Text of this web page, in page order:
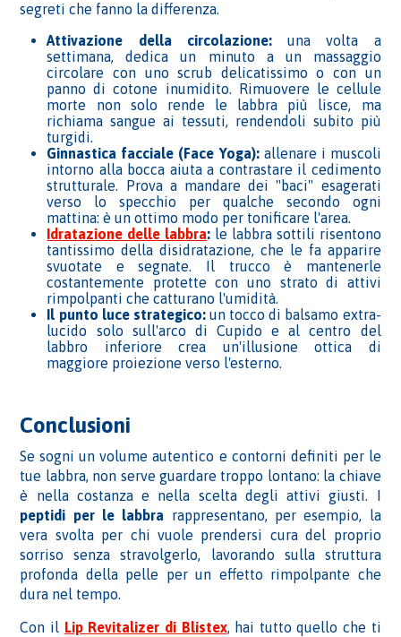
segreti che fanno la differenza.
Attivazione della circolazione:una volta a
settimana, dedica un minuto a un massaggio
circolare con uno scrub delicatissimo o con un
panno di cotone inumidito. Rimuovere le cellule
morte non solo rende le labbra più lisce, ma
richiama sangue ai tessuti, rendendoli subito più
turgidi.
Ginnastica facciale (Face Yoga):allenare i muscoli
intorno alla bocca aiuta a contrastare il cedimento
strutturale. Prova a mandare dei "baci" esagerati
verso lo specchio per qualche secondo ogni
mattina: è un ottimo modo per tonificare l'area.
Idratazione delle labbra: le labbra sottili risentono
tantissimo della disidratazione, che le fa apparire
svuotate e segnate. Il trucco è mantenerle
costantemente protette con uno strato di attivi
rimpolpanti che catturano l'umidità.
Il punto luce strategico:un tocco di balsamo extra-
lucido solo sull'arco di Cupido e al centro del
labbro inferiore crea un'illusione ottica di
maggiore proiezione verso l'esterno.
Conclusioni
Se sogni un volume autentico e contorni definiti per le
tue labbra, non serve guardare troppo lontano: la chiave
è nella costanza e nella scelta degli attivi giusti. I
peptidi per le labbra rappresentano, per esempio, la
vera svolta per chi vuole prendersi cura del proprio
sorriso senza stravolgerlo, lavorando sulla struttura
profonda della pelle per un effetto rimpolpante che
dura nel tempo.
Con il Lip Revitalizer di Blistex, hai tutto quello che ti